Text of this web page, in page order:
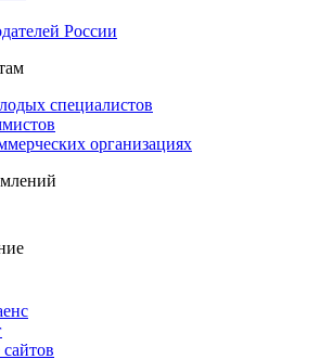
России
специалистов
организациях